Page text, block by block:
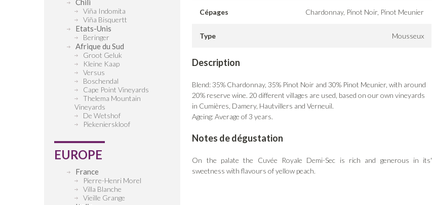
Chili
Viña Indomita
Viña Bisquertt
Etats-Unis
Beringer
Afrique du Sud
Groot Geluk
Kleine Kaap
Versus
Boschendal
Cape Point Vineyards
Thelema Mountain
Vineyards
De Wetshof
Piekenierskloof
EUROPE
France
Pierre-Henri Morel
Villa Blanche
Vieille Grange
Cépages Chardonnay, Pinot Noir, Pinot Meunier
Type Mousseux
Description
Blend: 35% Chardonnay, 35% Pinot Noir and 30% Pinot Meunier, with around
20% reserve wine. 20 different villages are used, based on our own vineyards
in Cumières, Damery, Hautvillers and Verneuil.
Ageing: Average of 3 years.
Notes de dégustation
On the palate the Cuvée Royale Demi-Sec is rich and generous in its'
sweetness with flavours of yellow peach.